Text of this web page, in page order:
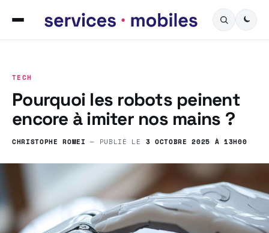
TECH
Pourquoi les robots peinent
encore à imiter nos mains ?
CHRISTOPHE ROMEI — PUBLIÉ LE 3 OCTOBRE 2025 À 13H00